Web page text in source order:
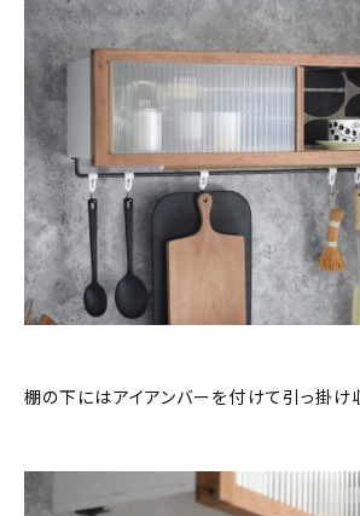
棚の下にはアイアンバーを付けて引っ掛け